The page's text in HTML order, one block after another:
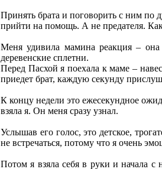
Принять брата и поговорить с ним по
прийти на помощь. А не предателя.
Меня удивила мамина реакция – она
деревенские сплетни.
Перед Пасхой я поехала к маме –
приедет брат, каждую секунду
К концу недели это ежесекундное
взяла я. Он меня сразу узнал.
Услышав его голос, это детское,
не встречаться, потому что я очень
Потом я взяла себя в руки и начала